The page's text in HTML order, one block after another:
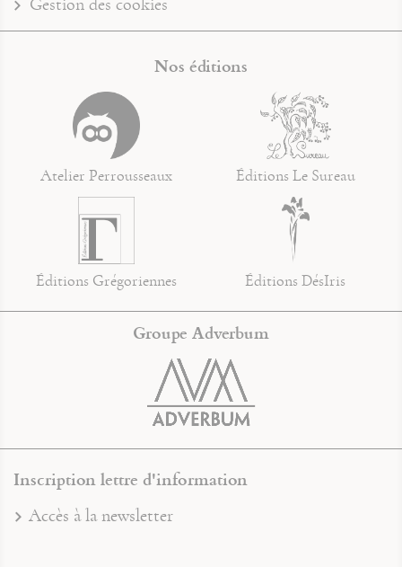
Gestion des cookies
Nos éditions
Atelier Perrousseaux Éditions Le Sureau
Éditions Grégoriennes Éditions DésIris
Groupe Adverbum
Inscription lettre d'information
Accès à la newsletter